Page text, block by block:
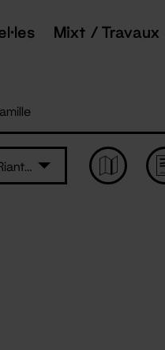
Mixt / Travaux
Salle de La Riante Vallée - Riaillé